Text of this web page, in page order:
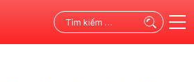
kiếm